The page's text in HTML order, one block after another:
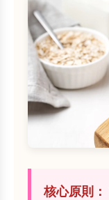
核心原則：